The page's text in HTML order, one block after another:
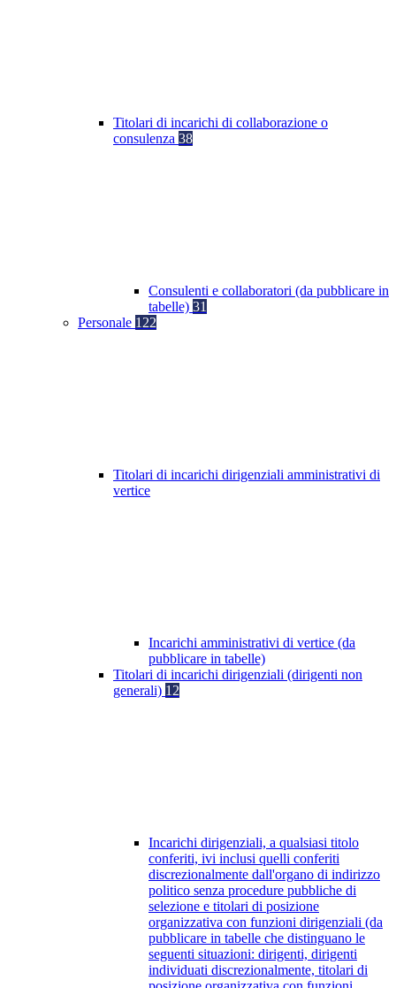
Titolari di incarichi di collaborazione o
consulenza 38
Consulenti e collaboratori (da pubblicare in
tabelle) 31
Personale 122
Titolari di incarichi dirigenziali amministrativi di
vertice
Incarichi amministrativi di vertice (da
pubblicare in tabelle)
Titolari di incarichi dirigenziali (dirigenti non
generali) 12
Incarichi dirigenziali, a qualsiasi titolo
conferiti, ivi inclusi quelli conferiti
discrezionalmente dall'organo di indirizzo
politico senza procedure pubbliche di
selezione e titolari di posizione
organizzativa con funzioni dirigenziali (da
pubblicare in tabelle che distinguano le
seguenti situazioni: dirigenti, dirigenti
individuati discrezionalmente, titolari di